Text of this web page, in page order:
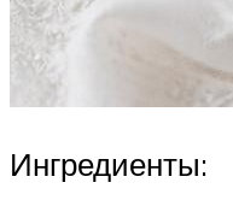
Ингредиенты: